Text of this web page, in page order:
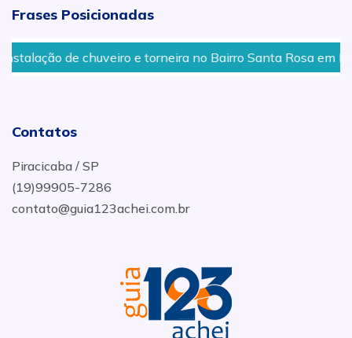
Frases Posicionadas
de chuveiro e torneira no Bairro Santa Rosa em
Contatos
Piracicaba / SP
(19)99905-7286
contato@guia123achei.com.br